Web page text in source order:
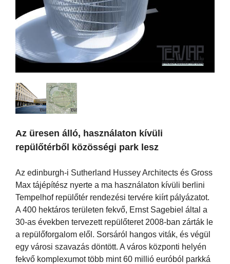
Az üresen álló, használaton kívüli
repülőtérből közösségi park lesz
Az edinburgh-i Sutherland Hussey Architects és Gross
Max tájépítész nyerte a ma használaton kívüli berlini
Tempelhof repülőtér rendezési tervére kiírt pályázatot.
A 400 hektáros területen fekvő, Ernst Sagebiel által a
30-as években tervezett repülőteret 2008-ban zárták le
a repülőforgalom elől. Sorsáról hangos viták, és végül
egy városi szavazás döntött. A város központi helyén
fekvő komplexumot több mint 60 millió euróból parkká